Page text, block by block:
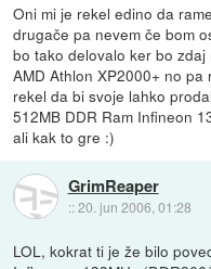
Oni mi je rekel edino da
drugače pa nevem če bom
bo tako delovalo ker bo
AMD Athlon XP2000+ no
rekel da bi svoje lahko
512MB DDR Ram Infineon
ali kak to gre :)
GrimReaper
::20. jun 2006, 01:28
LOL, kokrat ti je že bilo